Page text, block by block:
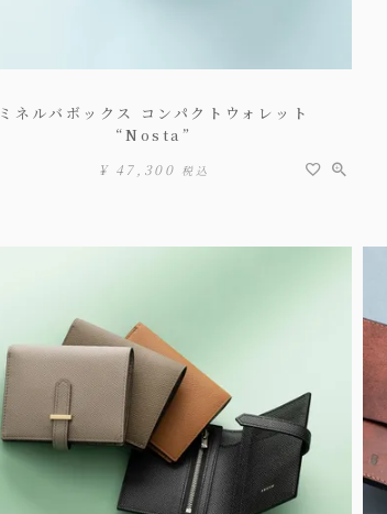
ミネルバボックス コンパクトウォレット
“Nosta”
¥ 47,300 税込